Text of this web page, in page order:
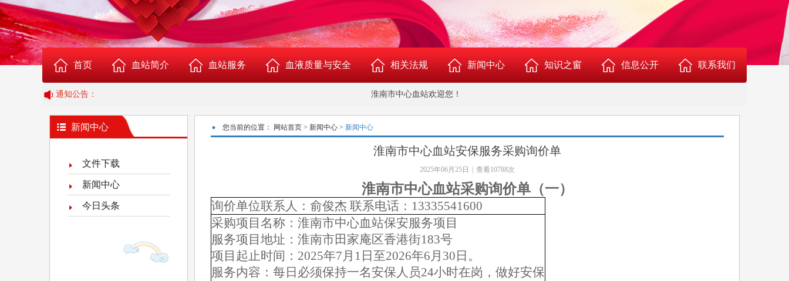
首页 血站简介
组织机构
血站位置图
血站服务
志愿应急献血者报名
Rh阴性血者俱乐部
临床供血
给血站提意见
血液质量与安全 相关法规 新闻中心 知识之窗
献血知识
技能提高
信息公开
医疗价格
联系我们
通知公告： 淮南市中心血站欢迎您！
新闻中心
文件下载
新闻中心
今日头条
· 您当前的位置： 网站首页 > 新闻中心 > 新闻中心
淮南市中心血站安保服务采购询价单
2025年06月25日 查看10788次
淮南市中心血站采购询价单（一）
询价单位联系人：俞俊杰 联系电话： 13335541600
采购项目名称：淮南市中心血站保安服务项目
服务项目地址：淮南市田家庵区香港街183号
项目起止时间： 2025年7月 1 日至2026年6月 30 日。
服务内容：每日必须保持一名安保人员24小时在岗，做好安保